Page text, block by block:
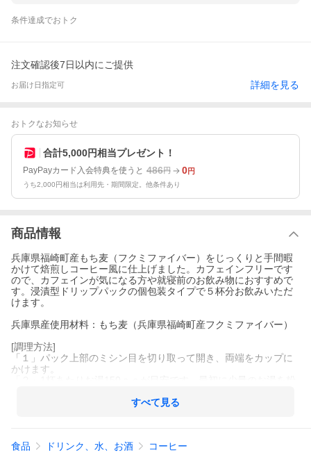
条件達成でおトク
注文確認後7日以内にご提供
お届け日指定可 詳細を見る
おトクなお知らせ
合計5,000円相当プレゼント！
PayPayカード入会特典を使うと 486円 0円
うち2,000円相当は利用先・期間限定。他条件あり
商品情報
兵庫県福崎町産もち麦（フクミファイバー）をじっくりと手間暇
かけて焙煎しコーヒー風に仕上げました。カフェインフリーです
ので、カフェインが気になる方や就寝前のお飲み物におすすめで
す。浸漬型ドリップパックの個包装タイプで５杯分お飲みいただ
けます。
兵庫県産使用材料：もち麦（兵庫県福崎町産フクミファイバー）
[調理方法]
「１」パック上部のミシン目を切り取って開き、両端をカップに
かけます。
「３」残りのお湯を注ぎ1分30秒後に引き上げ、お湯が落ち切った
★熱湯のお取り扱いには充分ご注意ください。
すべて見る
食品 ドリンク、水、お酒 コーヒー